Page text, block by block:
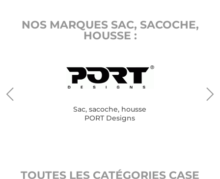
NOS MARQUES SAC, SACOCHE,
HOUSSE :
Sac, sacoche, housse
PORT Designs
TOUTES LES CATÉGORIES CASE